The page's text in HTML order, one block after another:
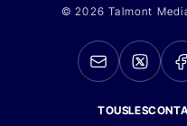
© 2026 Talmont